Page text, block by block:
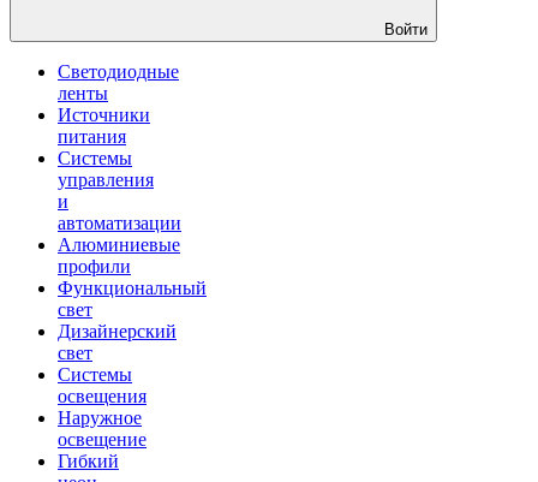
Войти
Светодиодные
ленты
Источники
питания
Системы
управления
и
автоматизации
Алюминиевые
профили
Функциональный
свет
Дизайнерский
свет
Системы
освещения
Наружное
освещение
Гибкий